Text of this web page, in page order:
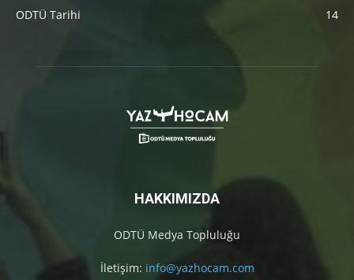
ODTÜ Tarihi
14
HAKKIMIZDA
ODTÜ Medya Topluluğu
İletişim: info@yazhocam.com